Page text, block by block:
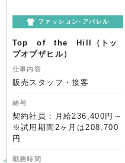
ファッション･アパレル
Top of the Hill（トッ
プオブザヒル）
仕事内容
販売スタッフ・接客
給与
契約社員：月給236,400円～
※試用期間2ヶ月は208,700
円
勤務時間